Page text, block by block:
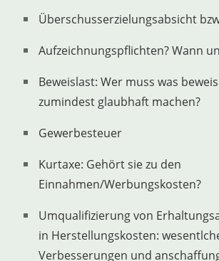
Überschusserzielungsabsicht
Aufzeichnungspflichten? Wann
Beweislast: Wer muss was
zumindest glaubhaft machen?
Gewerbesteuer
Kurtaxe: Gehört sie zu den
Einnahmen/Werbungskosten?
Umqualifizierung von
in Herstellungskosten:
Verbesserungen und